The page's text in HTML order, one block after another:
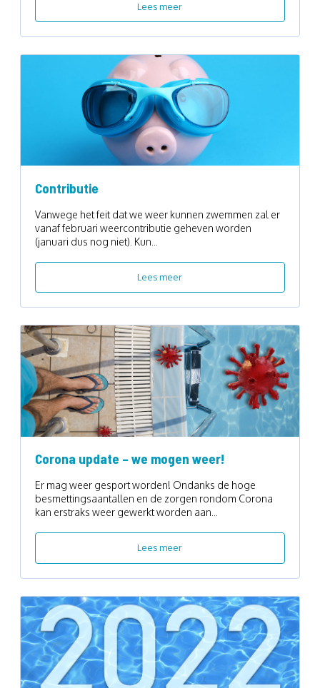
Lees meer
Contributie
Vanwege het feit dat we weer kunnen zwemmen zal er
vanaf februari weercontributie geheven worden
(januari dus nog niet). Kun...
Lees meer
Corona update – we mogen weer!
Er mag weer gesport worden! Ondanks de hoge
besmettingsaantallen en de zorgen rondom Corona
kan erstraks weer gewerkt worden aan...
Lees meer